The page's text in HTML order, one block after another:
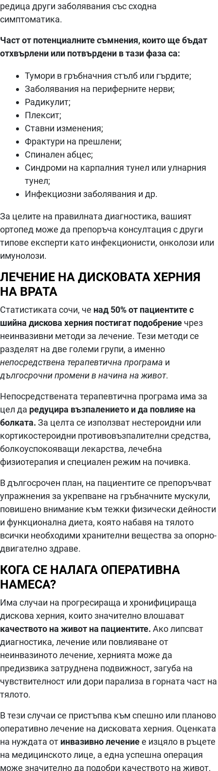
редица други заболявания със сходна
симптоматика.
Част от потенциалните съмнения, които ще бъдат
отхвърлени или потвърдени в тази фаза са:
Тумори в гръбначния стълб или гърдите;
Заболявания на периферните нерви;
Радикулит;
Плексит;
Ставни изменения;
Фрактури на прешлени;
Спинален абцес;
Синдроми на карпалния тунел или улнарния
тунел;
Инфекциозни заболявания и др.
За целите на правилната диагностика, вашият
ортопед може да препоръча консултация с други
типове експерти като инфекционисти, онколози или
имунолози.
ЛЕЧЕНИЕ НА ДИСКОВАТА ХЕРНИЯ
НА ВРАТА
Статистиката сочи, че над 50% от пациентите с
шийна дискова херния постигат подобрение чрез
неинвазивни методи за лечение. Тези методи се
разделят на две големи групи, а именно
непосредствена терапевтична програма и
дългосрочни промени в начина на живот.
Непосредствената терапевтична програма има за
цел да редуцира възпалението и да повлияе на
болката. За целта се използват нестероидни или
кортикостероидни противовъзпалителни средства,
болкоуспокояващи лекарства, лечебна
физиотерапия и специален режим на почивка.
В дългосрочен план, на пациентите се препоръчват
упражнения за укрепване на гръбначните мускули,
повишено внимание към тежки физически дейности
и функционална диета, която набавя на тялото
всички необходими хранителни вещества за опорно-
двигателно здраве.
КОГА СЕ НАЛАГА ОПЕРАТИВНА
НАМЕСА?
Има случаи на прогресираща и хронифицираща
дискова херния, които значително влошават
качеството на живот на пациентите. Ако липсват
диагностика, лечение или повлияване от
неинвазиното лечение, хернията може да
предизвика затруднена подвижност, загуба на
чувствителност или дори парализа в горната част на
тялото.
В тези случаи се пристъпва към спешно или планово
оперативно лечение на дисковата херния. Оценката
на нуждата от инвазивно лечениее изцяло в ръцете
на медицинското лице, а една успешна операция
може значително да подобри качеството на живот,